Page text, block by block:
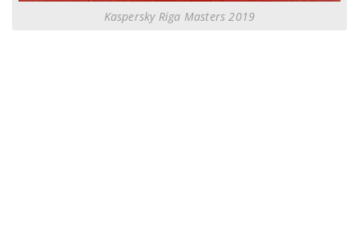
Kaspersky Riga Masters 2019